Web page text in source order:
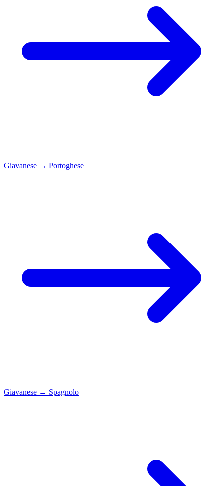
Giavanese → Portoghese
Giavanese → Spagnolo